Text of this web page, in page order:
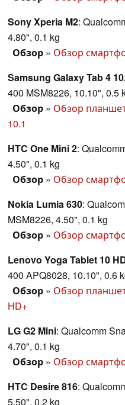
Sony Xperia M2:
4.80", 0.1 kg
Обзор » Обзор
Samsung Galaxy Tab 4
400 MSM8226, 10.10", 0.5
Обзор » Обзор
10.1
HTC One Mini 2:
4.50", 0.1 kg
Обзор » Обзор
Nokia Lumia 630:
MSM8226, 4.50", 0.1 kg
Обзор » Обзор
Lenovo Yoga Tablet 10
400 APQ8028, 10.10", 0.6
Обзор » Обзор
HD+
LG G2 Mini: Qualcomm
4.70", 0.1 kg
Обзор » Обзор
HTC Desire 816:
5.50", 0.2 kg